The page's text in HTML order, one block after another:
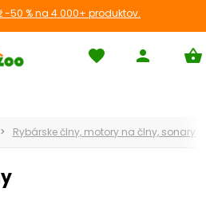
-50 % na 4 000+ produktov.
favorite person shopping_basket
Rybárske člny, motory na člny, sonary